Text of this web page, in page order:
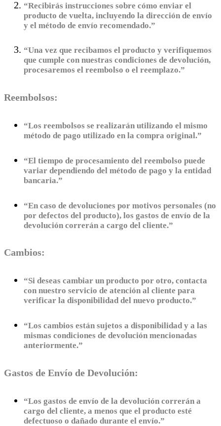
“Recibirás instrucciones sobre cómo enviar el
producto de vuelta, incluyendo la dirección de envío
y el método de envío recomendado.”
“Una vez que recibamos el producto y verifiquemos
que cumple con nuestras condiciones de devolución,
procesaremos el reembolso o el reemplazo.”
Reembolsos:
“Los reembolsos se realizarán utilizando el mismo
método de pago utilizado en la compra original.”
“El tiempo de procesamiento del reembolso puede
variar dependiendo del método de pago y la entidad
bancaria.”
“En caso de devoluciones por motivos personales (no
por defectos del producto), los gastos de envío de la
devolución correrán a cargo del cliente.”
Cambios:
“Si deseas cambiar un producto por otro, contacta
con nuestro servicio de atención al cliente para
verificar la disponibilidad del nuevo producto.”
“Los cambios están sujetos a disponibilidad y a las
mismas condiciones de devolución mencionadas
anteriormente.”
Gastos de Envío de Devolución:
“Los gastos de envío de la devolución correrán a
cargo del cliente, a menos que el producto esté
defectuoso o dañado durante el envío.”